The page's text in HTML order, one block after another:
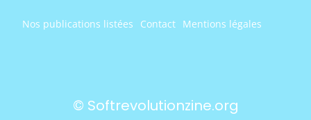
Nos publications listées Contact Mentions légales
© Softrevolutionzine.org